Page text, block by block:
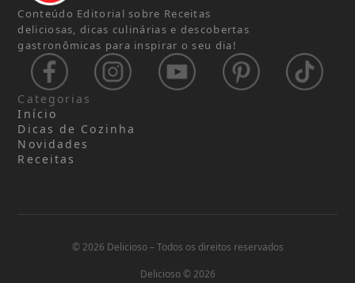
Conteúdo Editorial sobre Receitas
deliciosas, dicas culinárias e descobertas
gastronômicas para inspirar o seu dia!
Categorias
Início
Dicas de Cozinha
Novidades
Receitas
© 2026 Delicioso – Todos os direitos reservados
Delicioso © 2026